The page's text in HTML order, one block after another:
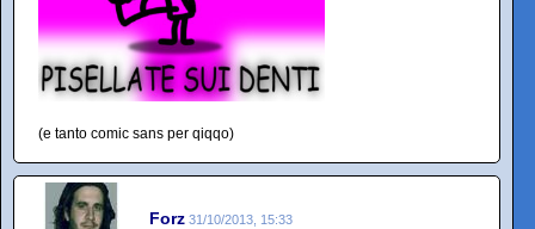
(e tanto comic sans per qiqqo)
Forz 31/10/2013, 15:33